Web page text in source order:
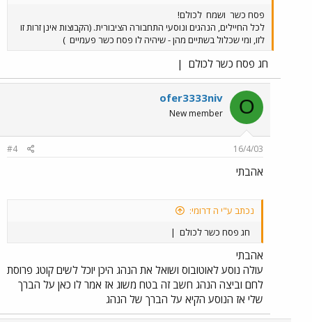
פסח כשר ושמח לכולם!
לכל החיילים, הנהגים ונוסעי התחבורה הציבורית. (הקבוצות אינן זרות זו
לזו, ומי שכלול בשתיים מהן - שיהיה לו פסח כשר פעמיים )
חג פסח כשר לכולם |
O
ofer3333niv
New member
16/4/03
#4
אהבתי
נכתב ע"י ה דרומי:
חג פסח כשר לכולם |
אהבתי
עולה נוסע לאוטובוס ושואל את הנהג היכן יוכל לשים קוטג פרוסת
לחם וביצה הנהג חשב זה בטח משוג אז אמר לו כאן על הברך
שלי אז הנוסע הקיא על הברך של הנהג